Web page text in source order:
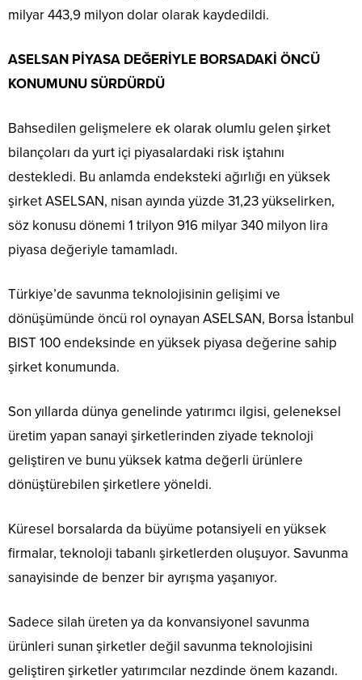
milyar 443,9 milyon dolar olarak kaydedildi.
ASELSAN PİYASA DEĞERİYLE BORSADAKİ ÖNCÜ
KONUMUNU SÜRDÜRDÜ
Bahsedilen gelişmelere ek olarak olumlu gelen şirket
bilançoları da yurt içi piyasalardaki risk iştahını
destekledi. Bu anlamda endeksteki ağırlığı en yüksek
şirket ASELSAN, nisan ayında yüzde 31,23 yükselirken,
söz konusu dönemi 1 trilyon 916 milyar 340 milyon lira
piyasa değeriyle tamamladı.
Türkiye’de savunma teknolojisinin gelişimi ve
dönüşümünde öncü rol oynayan ASELSAN, Borsa İstanbul
BIST 100 endeksinde en yüksek piyasa değerine sahip
şirket konumunda.
Son yıllarda dünya genelinde yatırımcı ilgisi, geleneksel
üretim yapan sanayi şirketlerinden ziyade teknoloji
geliştiren ve bunu yüksek katma değerli ürünlere
dönüştürebilen şirketlere yöneldi.
Küresel borsalarda da büyüme potansiyeli en yüksek
firmalar, teknoloji tabanlı şirketlerden oluşuyor. Savunma
sanayisinde de benzer bir ayrışma yaşanıyor.
Sadece silah üreten ya da konvansiyonel savunma
ürünleri sunan şirketler değil savunma teknolojisini
geliştiren şirketler yatırımcılar nezdinde önem kazandı.